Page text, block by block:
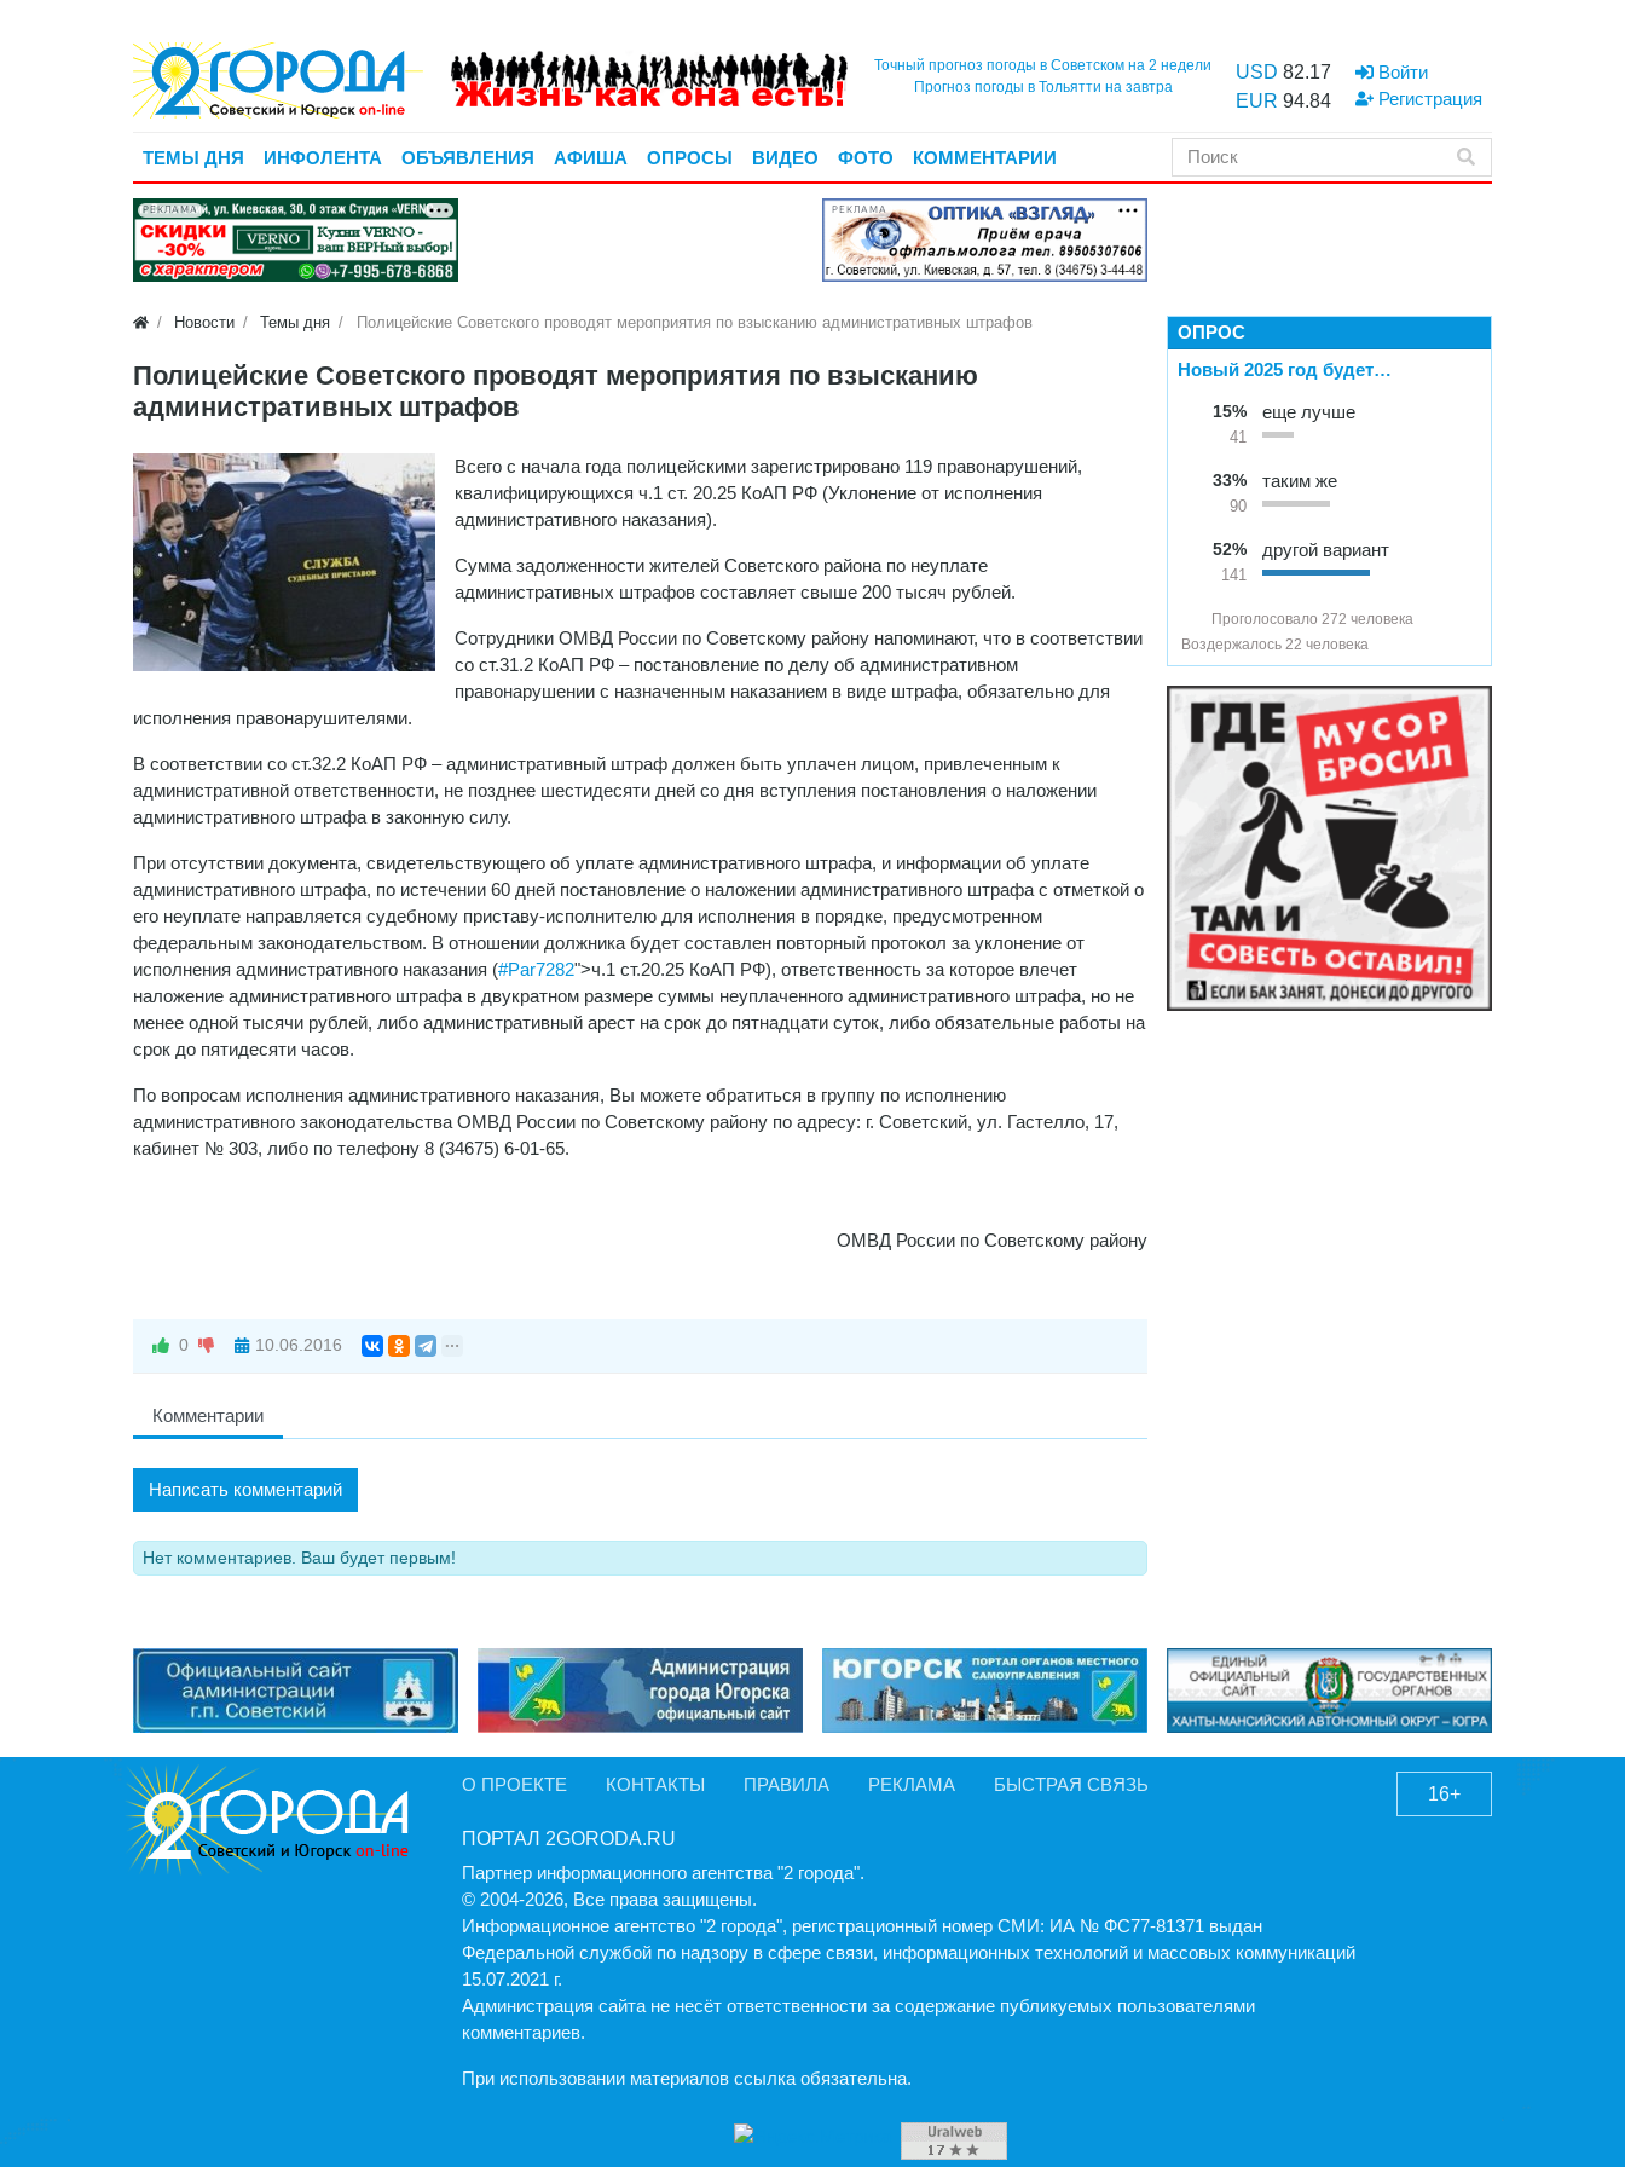
Точный прогноз погоды в Советском на 2 недели
Прогноз погоды в Тольятти на завтра
USD 82.17
EUR 94.84
Войти
Регистрация
ТЕМЫ ДНЯ ИНФОЛЕНТА ОБЪЯВЛЕНИЯ АФИША ОПРОСЫ ВИДЕО ФОТО КОММЕНТАРИИ
РЕКЛАМА РЕКЛАМА
Новости Темы дня Полицейские Советского проводят мероприятия по взысканию административных штрафов
Полицейские Советского проводят мероприятия по взысканию
административных штрафов
Всего с начала года полицейскими зарегистрировано 119 правонарушений,
квалифицирующихся ч.1 ст. 20.25 КоАП РФ (Уклонение от исполнения
административного наказания).
Сумма задолженности жителей Советского района по неуплате
административных штрафов составляет свыше 200 тысяч рублей.
Сотрудники ОМВД России по Советскому району напоминают, что в соответствии
со ст.31.2 КоАП РФ – постановление по делу об административном
правонарушении с назначенным наказанием в виде штрафа, обязательно для
исполнения правонарушителями.
В соответствии со ст.32.2 КоАП РФ – административный штраф должен быть уплачен лицом, привлеченным к
административной ответственности, не позднее шестидесяти дней со дня вступления постановления о наложении
административного штрафа в законную силу.
При отсутствии документа, свидетельствующего об уплате административного штрафа, и информации об уплате
административного штрафа, по истечении 60 дней постановление о наложении административного штрафа с отметкой о
его неуплате направляется судебному приставу-исполнителю для исполнения в порядке, предусмотренном
федеральным законодательством. В отношении должника будет составлен повторный протокол за уклонение от
исполнения административного наказания (#Par7282">ч.1 ст.20.25 КоАП РФ), ответственность за которое влечет
наложение административного штрафа в двукратном размере суммы неуплаченного административного штрафа, но не
менее одной тысячи рублей, либо административный арест на срок до пятнадцати суток, либо обязательные работы на
срок до пятидесяти часов.
По вопросам исполнения административного наказания, Вы можете обратиться в группу по исполнению
административного законодательства ОМВД России по Советскому району по адресу: г. Советский, ул. Гастелло, 17,
кабинет № 303, либо по телефону 8 (34675) 6-01-65.
ОМВД России по Советскому району
0 10.06.2016
Комментарии
Написать комментарий
Нет комментариев. Ваш будет первым!
ОПРОС
Новый 2025 год будет…
15%
41
еще лучше
33%
90
таким же
52%
141
другой вариант
Проголосовало 272 человека
Воздержалось 22 человека
О ПРОЕКТЕ КОНТАКТЫ ПРАВИЛА РЕКЛАМА БЫСТРАЯ СВЯЗЬ
ПОРТАЛ 2GORODA.RU
Партнер информационного агентства "2 города".
© 2004-2026, Все права защищены.
Информационное агентство "2 города", регистрационный номер СМИ: ИА № ФС77-81371 выдан
Федеральной службой по надзору в сфере связи, информационных технологий и массовых коммуникаций
15.07.2021 г.
Администрация cайта не несёт ответственности за содержание публикуемых пользователями
комментариев.
При использовании материалов ссылка обязательна.
16+